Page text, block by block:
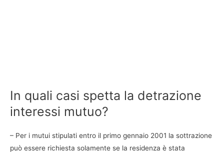
In quali casi spetta la detrazione
interessi mutuo?
– Per i mutui stipulati entro il primo gennaio 2001 la sottrazione
può essere richiesta solamente se la residenza è stata